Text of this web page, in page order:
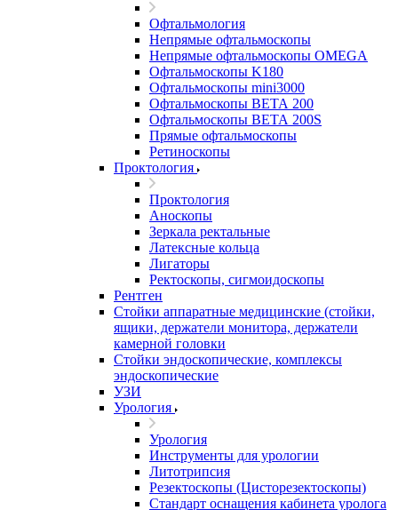
Офтальмология
Непрямые офтальмоскопы
Непрямые офтальмоскопы OMEGA
Офтальмоскопы K180
Офтальмоскопы mini3000
Офтальмоскопы ВЕТА 200
Офтальмоскопы ВЕТА 200S
Прямые офтальмоскопы
Ретиноскопы
Проктология
Проктология
Аноскопы
Зеркала ректальные
Латексные кольца
Лигаторы
Ректоскопы, сигмоидоскопы
Рентген
Стойки аппаратные медицинские (стойки,
ящики, держатели монитора, держатели
камерной головки
Стойки эндоскопические, комплексы
эндоскопические
УЗИ
Урология
Урология
Инструменты для урологии
Литотрипсия
Резектоскопы (Цисторезектоскопы)
Стандарт оснащения кабинета уролога